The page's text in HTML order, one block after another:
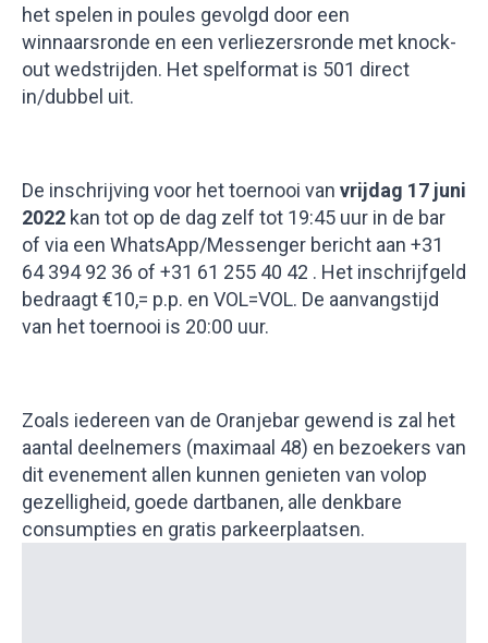
het spelen in poules gevolgd door een
winnaarsronde en een verliezersronde met knock-
out wedstrijden. Het spelformat is 501 direct
in/dubbel uit.
De inschrijving voor het toernooi van vrijdag 17 juni
2022 kan tot op de dag zelf tot 19:45 uur in de bar
of via een WhatsApp/Messenger bericht aan +31
64 394 92 36 of +31 61 255 40 42 . Het inschrijfgeld
bedraagt €10,= p.p. en VOL=VOL. De aanvangstijd
van het toernooi is 20:00 uur.
Zoals iedereen van de Oranjebar gewend is zal het
aantal deelnemers (maximaal 48) en bezoekers van
dit evenement allen kunnen genieten van volop
gezelligheid, goede dartbanen, alle denkbare
consumpties en gratis parkeerplaatsen.